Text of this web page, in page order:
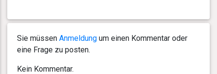
Sie müssen Anmeldung um einen Kommentar oder
eine Frage zu posten.
Kein Kommentar.